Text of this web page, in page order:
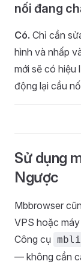
nối đang
Có. Chỉ cần
hình và nhấp
mới sẽ có hiệu
động lại cầu
Sử dụng
Ngược
Mbbrowser
VPS hoặc
Công cụ
— không cần